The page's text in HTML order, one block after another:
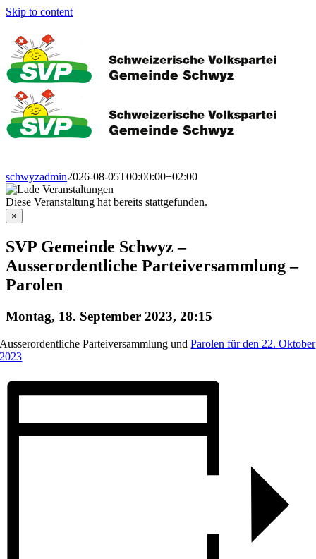
Skip to content
schwyzadmin2026-08-05T00:00:00+02:00
Diese Veranstaltung hat bereits stattgefunden.
×
SVP Gemeinde Schwyz –
Ausserordentliche Parteiversammlung –
Parolen
Montag, 18. September 2023, 20:15
Ausserordentliche Parteiversammlung undParolen für den 22. Oktober
2023